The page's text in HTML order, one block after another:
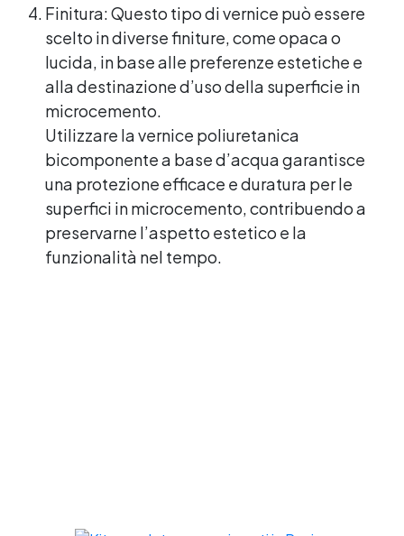
Finitura: Questo tipo di vernice può essere
scelto in diverse finiture, come opaca o
lucida, in base alle preferenze estetiche e
alla destinazione d’uso della superficie in
microcemento.
Utilizzare la vernice poliuretanica
bicomponente a base d’acqua garantisce
una protezione efficace e duratura per le
superfici in microcemento, contribuendo a
preservarne l’aspetto estetico e la
funzionalità nel tempo.